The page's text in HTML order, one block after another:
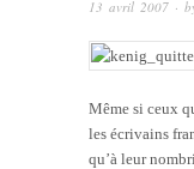
13 avril 2007 ·
Même si ceux
les écrivains
qu’à leur